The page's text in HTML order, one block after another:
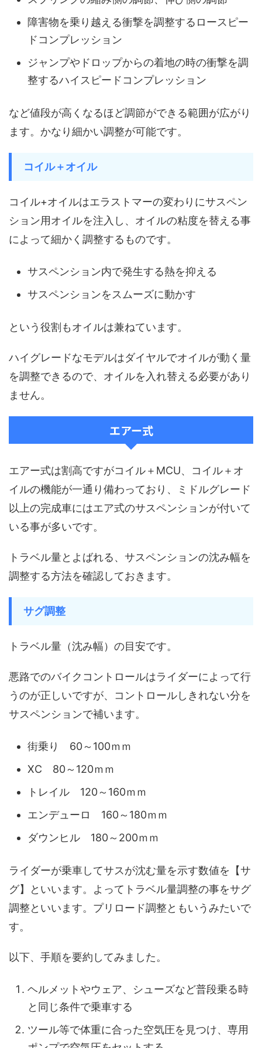
障害物を乗り越える衝撃を調整するロースピー
ドコンプレッション
ジャンプやドロップからの着地の時の衝撃を調
整するハイスピードコンプレッション
など値段が高くなるほど調節ができる範囲が広がり
ます。かなり細かい調整が可能です。
コイル＋オイル
コイル+オイルはエラストマーの変わりにサスペン
ション用オイルを注入し、オイルの粘度を替える事
によって細かく調整するものです。
サスペンション内で発生する熱を抑える
サスペンションをスムーズに動かす
という役割もオイルは兼ねています。
ハイグレードなモデルはダイヤルでオイルが動く量
を調整できるので、オイルを入れ替える必要があり
ません。
エアー式
エアー式は割高ですがコイル＋MCU、コイル＋オ
イルの機能が一通り備わっており、ミドルグレード
以上の完成車にはエア式のサスペンションが付いて
いる事が多いです。
トラベル量とよばれる、サスペンションの沈み幅を
調整する方法を確認しておきます。
サグ調整
トラベル量（沈み幅）の目安です。
悪路でのバイクコントロールはライダーによって行
うのが正しいですが、コントロールしきれない分を
サスペンションで補います。
街乗り 60～100ｍｍ
XC 80～120ｍｍ
トレイル 120～160ｍｍ
エンデューロ 160～180ｍｍ
ダウンヒル 180～200ｍｍ
ライダーが乗車してサスが沈む量を示す数値を【サ
グ】といいます。よってトラベル量調整の事をサグ
調整といいます。プリロード調整ともいうみたいで
す。
以下、手順を要約してみました。
ヘルメットやウェア、シューズなど普段乗る時
と同じ条件で乗車する
ツール等で体重に合った空気圧を見つけ、専用